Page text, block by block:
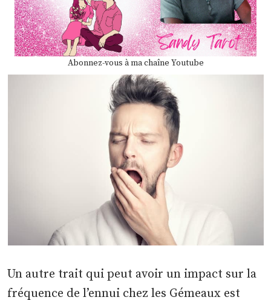
Abonnez-vous à ma chaîne Youtube
Un autre trait qui peut avoir un impact sur la
fréquence de l’ennui chez les Gémeaux est